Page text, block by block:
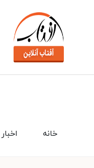
اخبار خانه